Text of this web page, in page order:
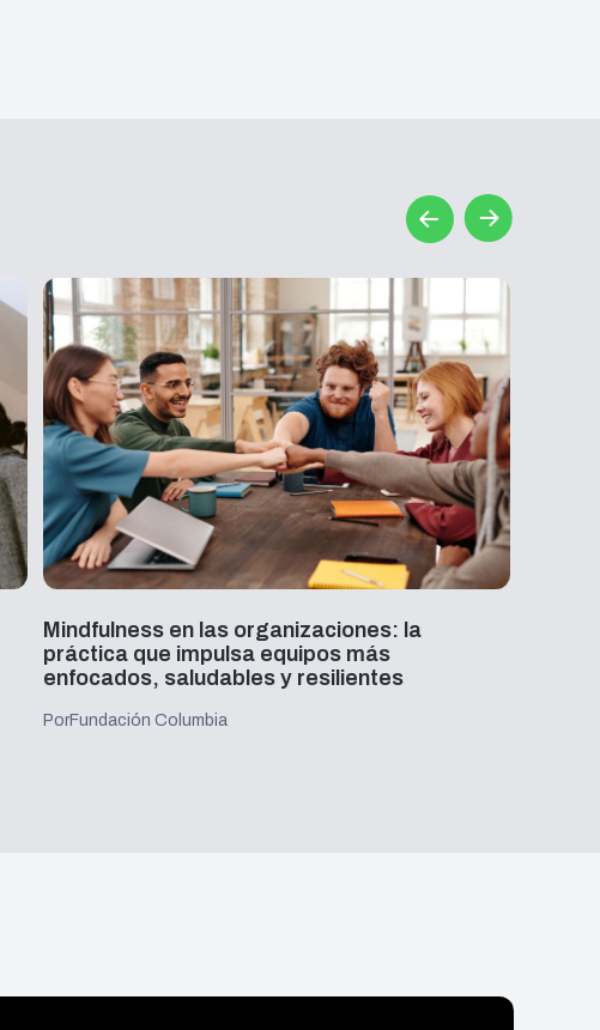
Mindfulness en las organizaciones: la
práctica que impulsa equipos más
enfocados, saludables y resilientes
PorFundación Columbia